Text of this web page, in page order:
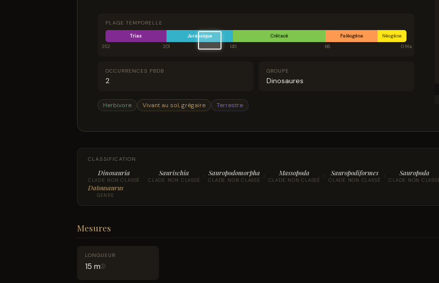
PLAGE TEMPORELLE
Trias Jurassique Crétacé Paléogène
Néogène
252
201 145 66 0 Ma
OCCURRENCES PBDB
2
GROUPE
Dinosaures
Herbivore Vivant au sol, grégaire Terrestre
CLASSIFICATION
Dinosauria
CLADE NON CLASSÉ › Saurischia
CLADE NON CLASSÉ › Sauropodomorpha
CLADE NON CLASSÉ › Massopoda
CLADE NON CLASSÉ › Sauropodiformes
CLADE NON CLASSÉ › Sauropoda
CLADE NON
Datousaurus
GENRE
Mesures
LONGUEUR
15 mⓘ